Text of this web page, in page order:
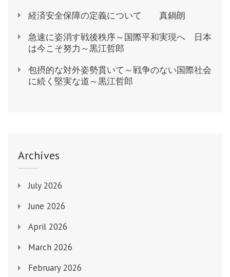
経済安全保障の定義について 真鍋朗
急速に姿消す戦後秩序～国際平和実現へ 日本
は今こそ努力～黒江哲郎
包摂的な対外姿勢貫いて～戦争のない国際社会
に続く堅実な道～黒江哲郎
Archives
July 2026
June 2026
April 2026
March 2026
February 2026